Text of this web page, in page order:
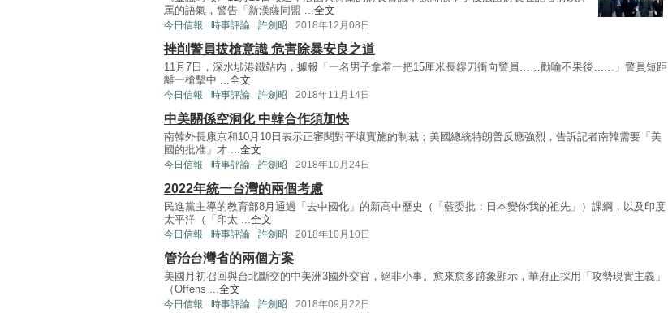
罵的語氣，警告「新漢薩同盟 ...全文
今日信報 時事評論 許劍昭 2018年12月08日
挫削警員拔槍意識 危害除暴安良之道
11月7日，深水埗港鐵站內，據報「一名男子拿着一把15厘米長鎅刀衝向警員……勸喻不果後……」警員短距
離一槍擊中 ...全文
今日信報 時事評論 許劍昭 2018年11月14日
中美關係空洞化 中韓合作須加快
南韓外長康京和10月10日表示正審閱對平壤實施的制裁；美國總統特朗普反應強烈，告訴記者南韓需要「美
國的批准」才 ...全文
今日信報 時事評論 許劍昭 2018年10月24日
2022年統一台灣的兩個考慮
民進黨主導的教育部8月通過「去中國化」的新高中歷史（「藍委批：日本變你我的祖先」）課綱，以及印度
太平洋（「印太 ...全文
今日信報 時事評論 許劍昭 2018年10月10日
管治台灣省的兩個方案
美國月初召回與台北斷交的中美洲3國外交官，絕非小事。愈來愈多跡象顯示，華府正採用「攻勢現實主義」
（Offens ...全文
今日信報 時事評論 許劍昭 2018年09月22日